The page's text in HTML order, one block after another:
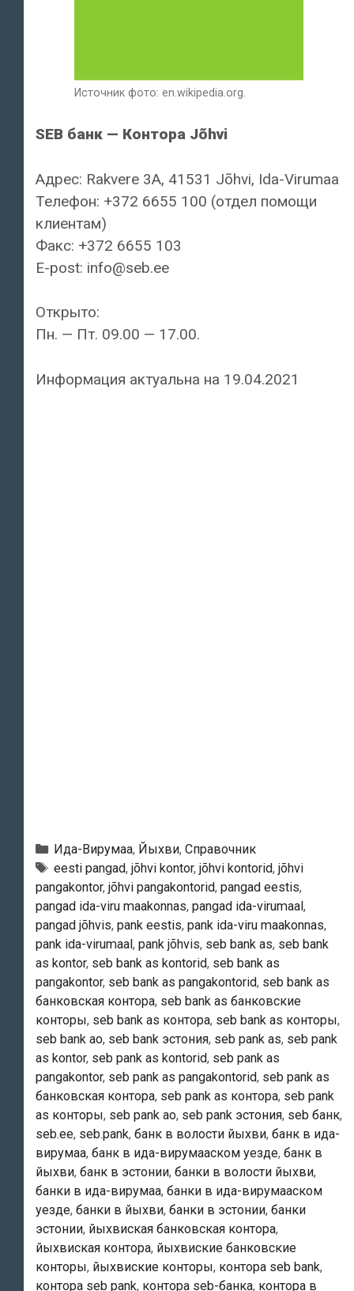
Источник фото: en.wikipedia.org.
SEB банк — Контора Jõhvi
Адрес: Rakvere 3A, 41531 Jõhvi, Ida-Virumaa
Телефон: +372 6655 100 (отдел помощи
клиентам)
Факс: +372 6655 103
E-post: info@seb.ee
Открыто:
Пн. — Пт. 09.00 — 17.00.
Информация актуальна на 19.04.2021
Рубрики
Ида-Вирумаа, Йыхви, Справочник
Тэги
eesti pangad, jõhvi kontor, jõhvi kontorid, jõhvi
pangakontor, jõhvi pangakontorid, pangad eestis,
pangad ida-viru maakonnas, pangad ida-virumaal ,
pangad jõhvis, pank eestis, pank ida-viru maakonnas,
pank ida-virumaal , pank jõhvis, seb bank as, seb bank
as kontor, seb bank as kontorid, seb bank as
pangakontor, seb bank as pangakontorid, seb bank as
банковская контора, seb bank as банковские
конторы, seb bank as контора, seb bank as конторы,
seb bank ао, seb bank эстония, seb pank as, seb pank
as kontor, seb pank as kontorid, seb pank as
pangakontor, seb pank as pangakontorid, seb pank as
банковская контора, seb pank as контора, seb pank
as конторы, seb pank ао, seb pank эстония, seb банк,
seb.ee, seb.pank, банк в волости йыхви, банк в ида-
вирумаа, банк в ида-вирумааском уезде, банк в
йыхви, банк в эстонии, банки в волости йыхви,
банки в ида-вирумаа, банки в ида-вирумааском
уезде, банки в йыхви, банки в эстонии, банки
эстонии, йыхвиская банковская контора,
йыхвиская контора, йыхвиские банковские
конторы, йыхвиские конторы, контора seb bank,
контора seb pank, контора seb-банка, контора в